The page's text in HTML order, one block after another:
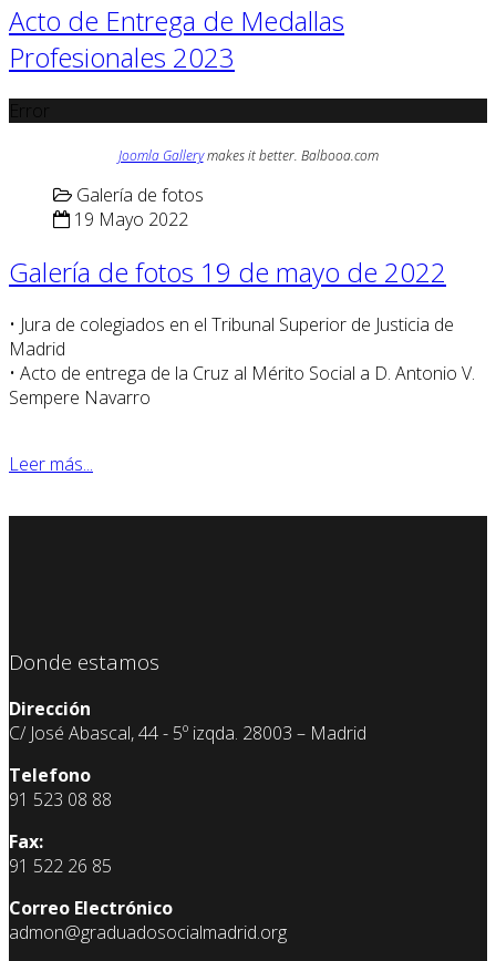
Acto de Entrega de Medallas
Profesionales 2023
Joomla Gallerymakes it better. Balbooa.com
Galería de fotos
19 Mayo 2022
Galería de fotos 19 de mayo de 2022
• Jura de colegiados en el Tribunal Superior de Justicia de
Madrid
• Acto de entrega de la Cruz al Mérito Social a D. Antonio V.
Sempere Navarro
Leer más...
Donde estamos
Dirección
C/ José Abascal, 44 - 5º izqda. 28003 – Madrid
Telefono
91 523 08 88
Fax:
91 522 26 85
Correo Electrónico
admon@graduadosocialmadrid.org